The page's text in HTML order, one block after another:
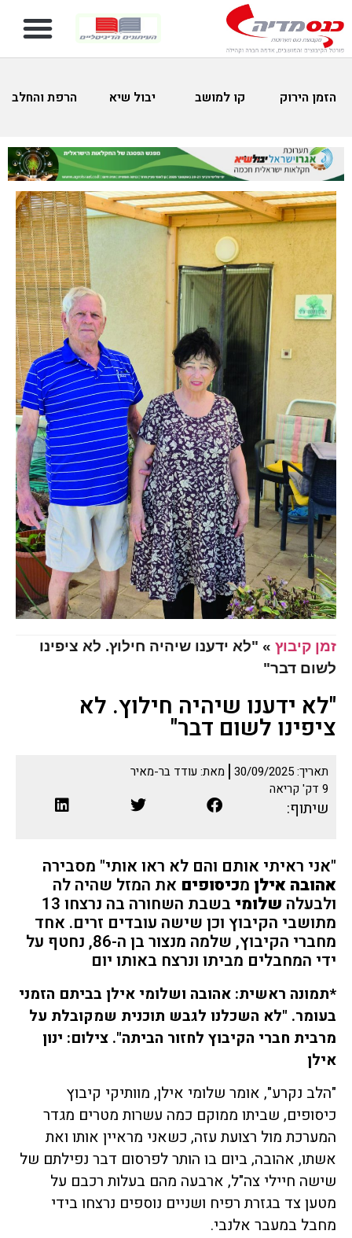
הזמן הירוק קו למושב יבול שיא הרפת והחלב
זמן קיבוץ » "לא ידענו שיהיה חילוץ. לא ציפינו
לשום דבר"
"לא ידענו שיהיה חילוץ. לא
ציפינו לשום דבר"
תאריך:30/09/2025 מאת: עודד בר-מאיר
9 דק' קריאה
שיתוף:
"אני ראיתי אותם והם לא ראו אותי" מסבירה
אהובה אילן מכיסופים את המזל שהיה לה
ולבעלה שלומי בשבת השחורה בה נרצחו 13
מתושבי הקיבוץ וכן שישה עובדים זרים. אחד
מחברי הקיבוץ, שלמה מנצור בן ה-86, נחטף על
ידי המחבלים מביתו ונרצח באותו יום
*תמונה ראשית: אהובה ושלומי אילן בביתם הזמני
בעומר. "לא השכלנו לגבש תוכנית שמקובלת על
מרבית חברי הקיבוץ לחזור הביתה". צילום: ינון
אילן
"הלב נקרע", אומר שלומי אילן, מוותיקי קיבוץ
כיסופים, שביתו ממוקם כמה עשרות מטרים מגדר
המערכת מול רצועת עזה, כשאני מראיין אותו ואת
אשתו, אהובה, ביום בו הותר לפרסום דבר נפילתם של
שישה חיילי צה"ל, ארבעה מהם בעלות רכבם על
מטען צד בגזרת רפיח ושניים נוספים נרצחו בידי
מחבל במעבר אלנבי.